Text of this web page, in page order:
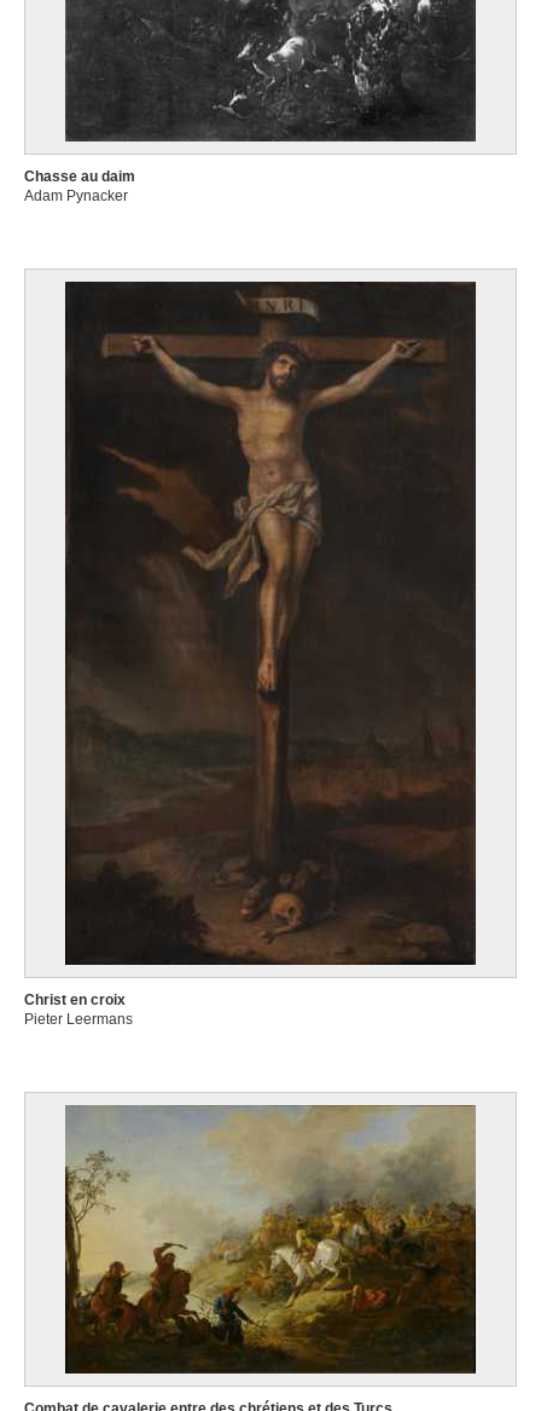
Chasse au daim
Adam Pynacker
Christ en croix
Pieter Leermans